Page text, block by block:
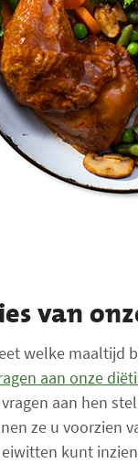
van
welke maaltijd
aan onze
aan hen
ze u voorzien
kunt